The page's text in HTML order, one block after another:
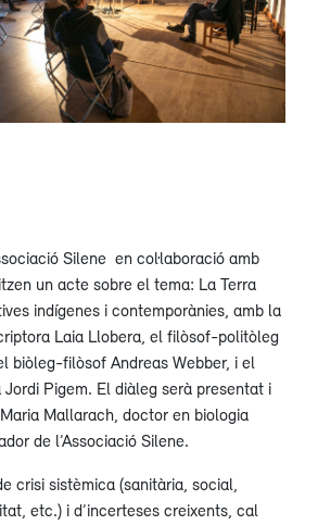
Silene en col·laboració amb
un acte sobre el tema: La Terra
indígenes i contemporànies, amb la
Laia Llobera, el filòsof-politòleg
biòleg-filòsof Andreas Webber, i el
Pigem. El diàleg serà presentat i
Mallarach, doctor en biologia
de l’Associació Silene.
crisi sistèmica (sanitària, social,
etc.) i d’incerteses creixents, cal